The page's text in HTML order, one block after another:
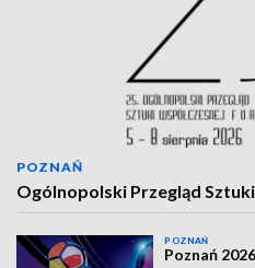
POZNAŃ
Ogólnopolski Przegląd
POZNAŃ
Poznań